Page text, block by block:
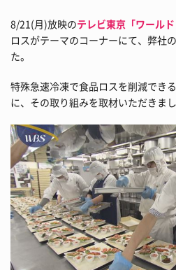
8/21(月)放映のテレビ東京「ワール
ロスがテーマのコーナーにて、弊社
た。
特殊急速冷凍で食品ロスを削減でき
に、その取り組みを取材いただきまし